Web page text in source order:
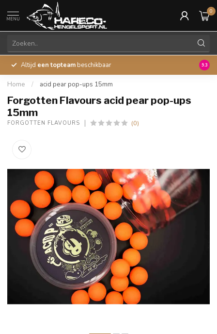
MENU
0
Altijd een topteam beschikbaar 45
9.3
Home / acid pear pop-ups 15mm
Forgotten Flavours acid pear pop-ups
15mm
FORGOTTEN FLAVOURS (0)